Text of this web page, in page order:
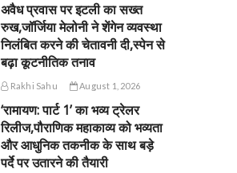
अवैध प्रवास पर इटली का सख्त
रुख,जॉर्जिया मेलोनी ने शेंगेन व्यवस्था
निलंबित करने की चेतावनी दी,स्पेन से
बढ़ा कूटनीतिक तनाव
Rakhi Sahu August 1, 2026
‘रामायण: पार्ट 1’ का भव्य ट्रेलर
रिलीज,पौराणिक महाकाव्य को भव्यता
और आधुनिक तकनीक के साथ बड़े
पर्दे पर उतारने की तैयारी